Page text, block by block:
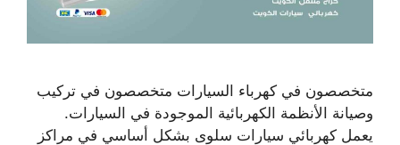
متخصصون في كهرباء السيارات متخصصون في تركيب
وصيانة الأنظمة الكهربائية الموجودة في السيارات.
يعمل كهربائي سيارات سلوى بشكل أساسي في مراكز